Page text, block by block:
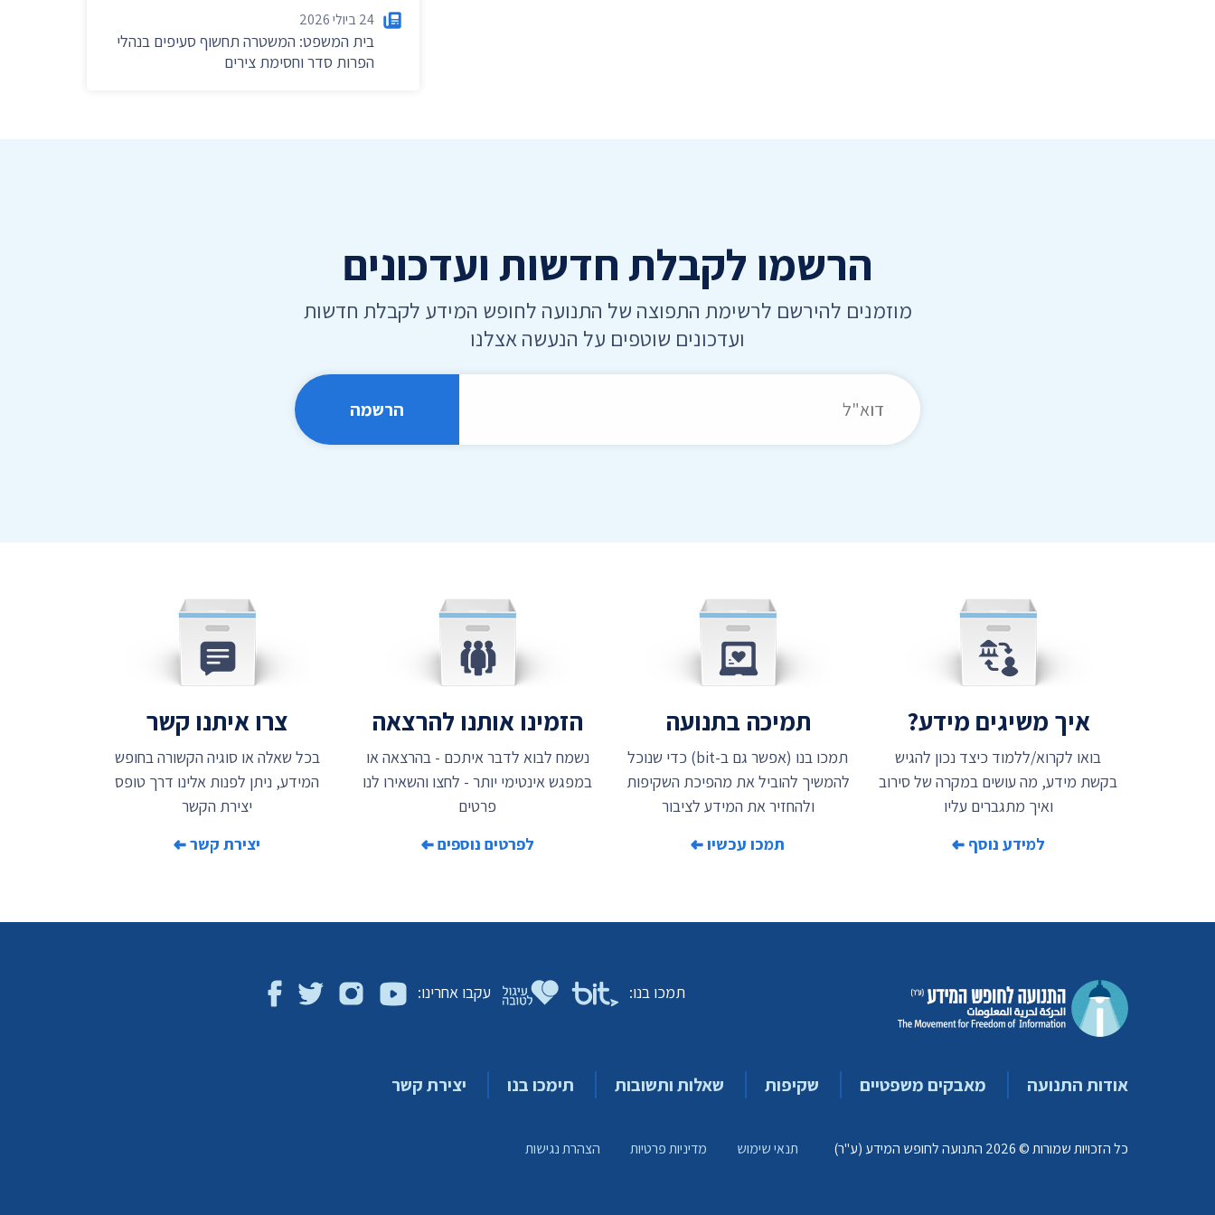
24 ביולי 2026
בית המשפט: המשטרה תחשוף סעיפים בנהלי
הפרות סדר וחסימת צירים
הרשמו לקבלת חדשות ועדכונים
מוזמנים להירשם לרשימת התפוצה של התנועה לחופש המידע לקבלת חדשות
ועדכונים שוטפים על הנעשה אצלנו
כתובת דואר אלקטרוני
הרשמה
איך משיגים מידע?
בואו לקרוא/ללמוד כיצד נכון להגיש
בקשת מידע, מה עושים במקרה של סירוב
ואיך מתגברים עליו
למידע נוסף
תמיכה בתנועה
תמכו בנו (אפשר גם ב-bit) כדי שנוכל
להמשיך להוביל את מהפיכת השקיפות
ולהחזיר את המידע לציבור
תמכו עכשיו
הזמינו אותנו להרצאה
נשמח לבוא לדבר איתכם - בהרצאה או
במפגש אינטימי יותר - לחצו והשאירו לנו
פרטים
לפרטים נוספים
צרו איתנו קשר
בכל שאלה או סוגיה הקשורה בחופש
המידע, ניתן לפנות אלינו דרך טופס
יצירת הקשר
יצירת קשר
תמכו בנו: עקבו אחרינו:
אודות התנועה מאבקים משפטיים שקיפות שאלות ותשובות תימכו בנו יצירת קשר
כל הזכויות שמורות © 2026 התנועה לחופש המידע (ע"ר) תנאי שימוש מדיניות פרטיות הצהרת נגישות